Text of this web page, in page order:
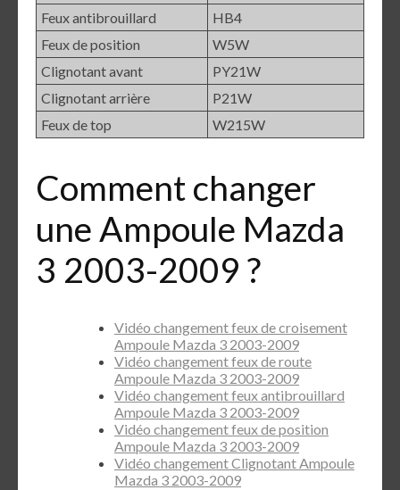
Feux antibrouillard
HB4
Feux de position
W5W
Clignotant avant
PY21W
Clignotant arrière
P21W
Feux de top
W215W
Comment changer
une Ampoule Mazda
3 2003-2009 ?
Vidéo changement feux de croisement
Ampoule Mazda 3 2003-2009
Vidéo changement feux de route
Ampoule Mazda 3 2003-2009
Vidéo changement feux antibrouillard
Ampoule Mazda 3 2003-2009
Vidéo changement feux de position
Ampoule Mazda 3 2003-2009
Vidéo changement Clignotant Ampoule
Mazda 3 2003-2009